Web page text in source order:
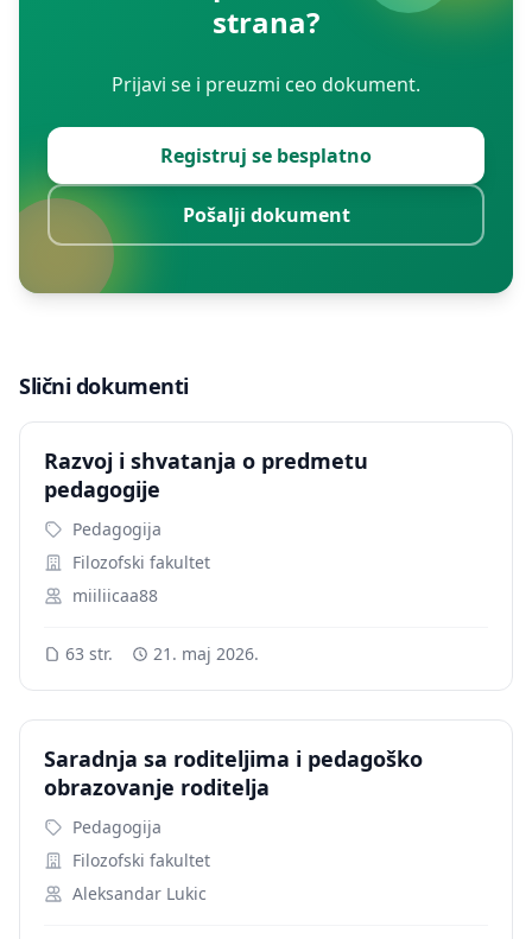
strana?
Prijavi se i preuzmi ceo dokument.
Registruj se besplatno
Pošalji dokument
Slični dokumenti
Razvoj i shvatanja o predmetu
pedagogije
Pedagogija
Filozofski fakultet
miiliicaa88
63 str. 21. maj 2026.
Saradnja sa roditeljima i pedagoško
obrazovanje roditelja
Pedagogija
Filozofski fakultet
Aleksandar Lukic